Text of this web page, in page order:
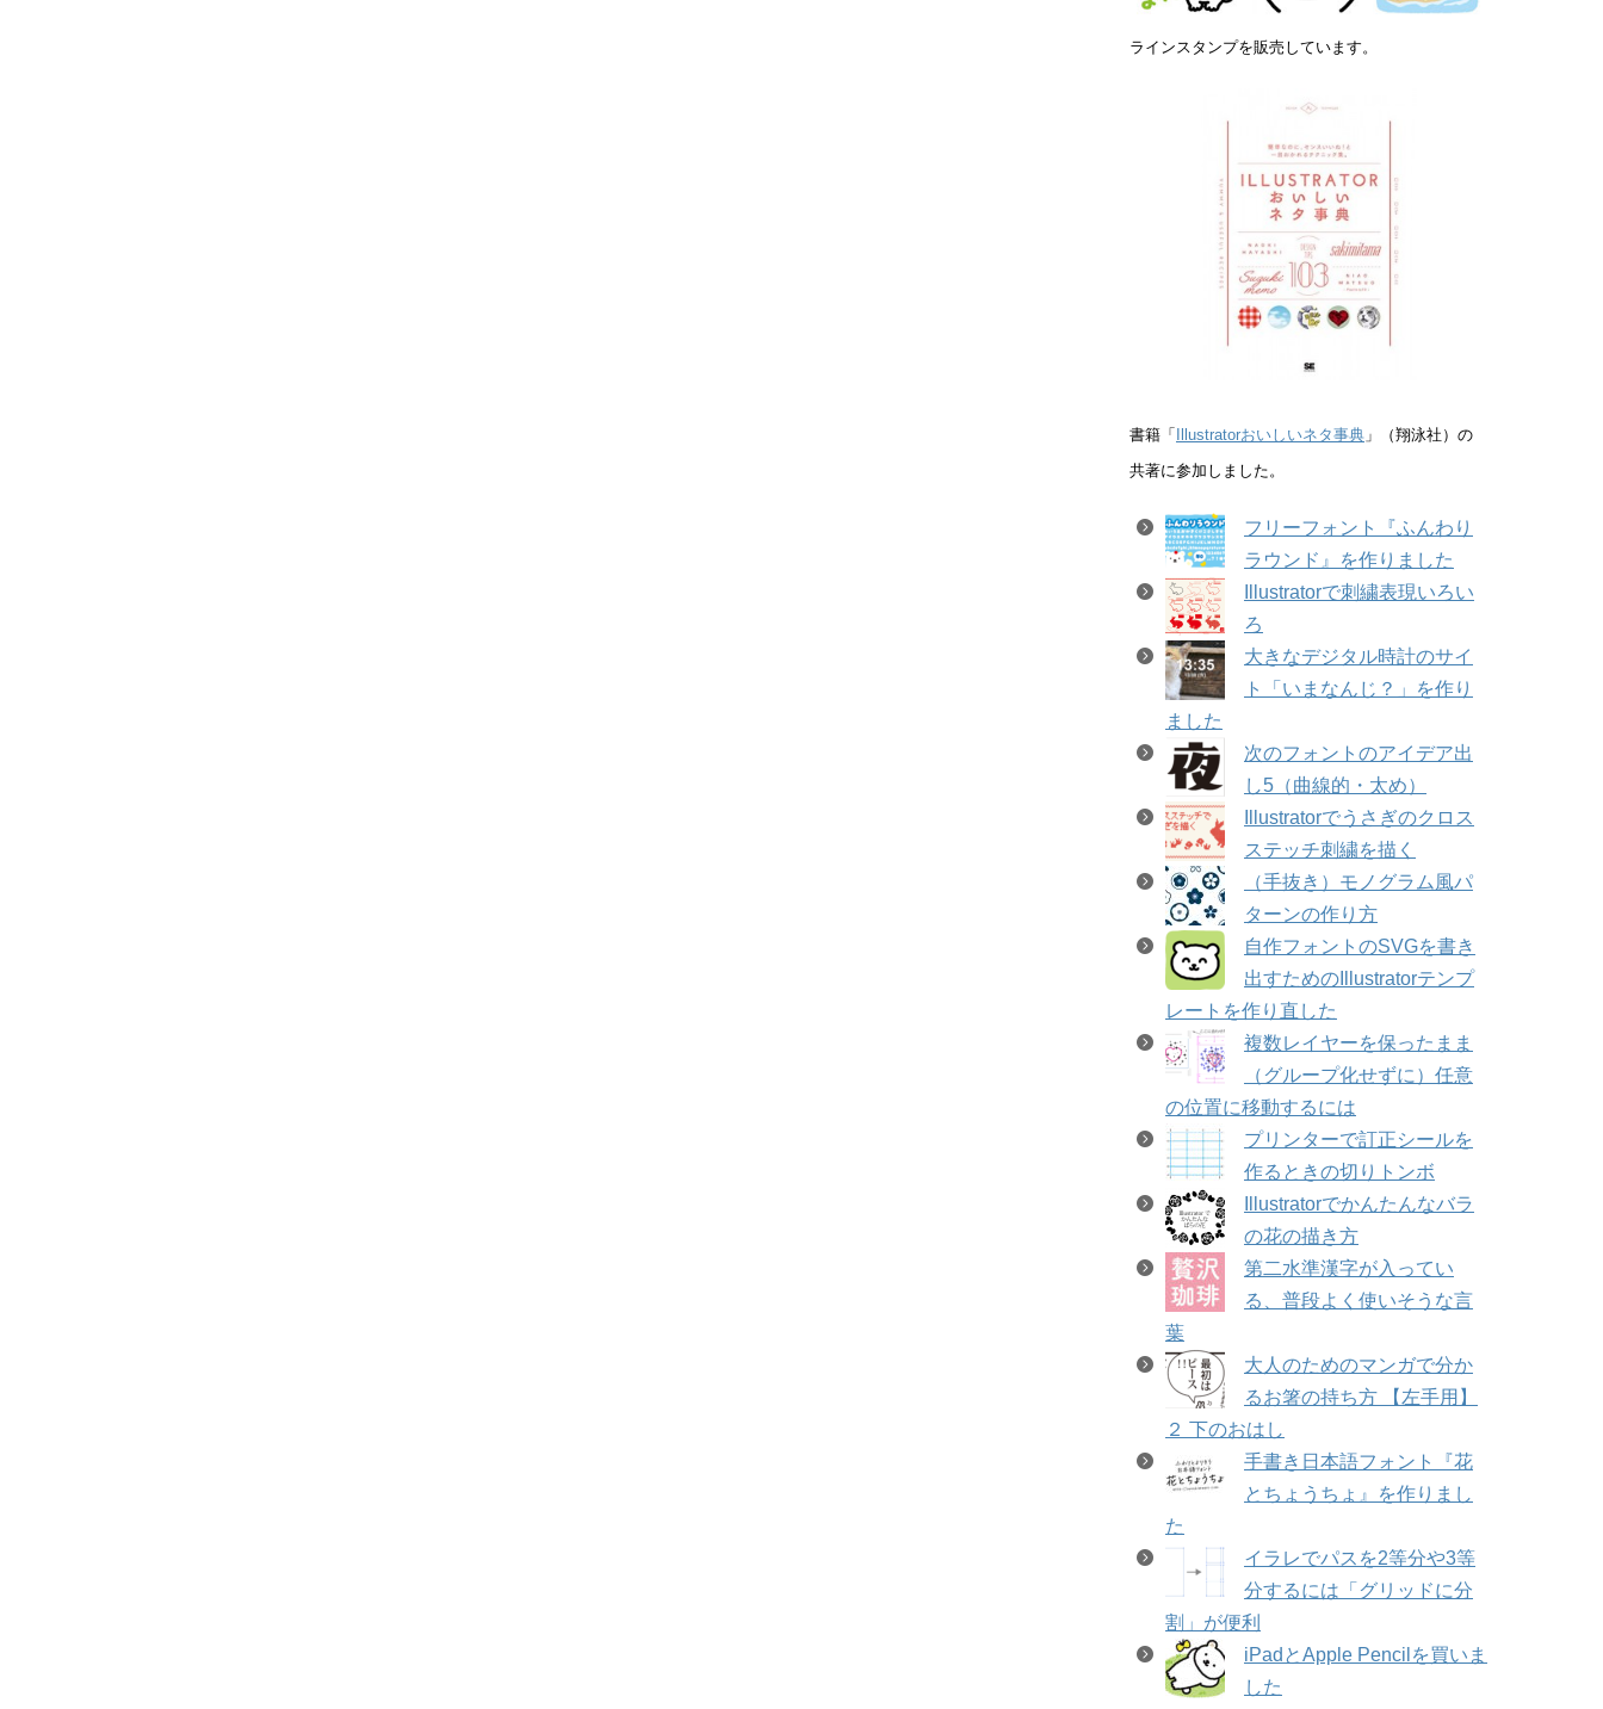
ラインスタンプを販売しています。
書籍「 Illustratorおいしいネタ事典 」（翔泳社）の
共著に参加しました。
フリーフォント『ふんわり
ラウンド』を作りました
Illustratorで刺繍表現いろい
ろ
大きなデジタル時計のサイ
ト「いまなんじ？」を作り
ました
次のフォントのアイデア出
し5（曲線的・太め）
Illustratorでうさぎのクロス
ステッチ刺繍を描く
（手抜き）モノグラム風パ
ターンの作り方
自作フォントのSVGを書き
出すためのIllustratorテンプ
レートを作り直した
複数レイヤーを保ったまま
（グループ化せずに）任意
の位置に移動するには
プリンターで訂正シールを
作るときの切りトンボ
Illustratorでかんたんなバラ
の花の描き方
第二水準漢字が入ってい
る、普段よく使いそうな言
葉
大人のためのマンガで分か
るお箸の持ち方 【左手用】
２ 下のおはし
手書き日本語フォント『花
とちょうちょ』を作りまし
た
イラレでパスを2等分や3等
分するには「グリッドに分
割」が便利
iPadとApple Pencilを買いま
した